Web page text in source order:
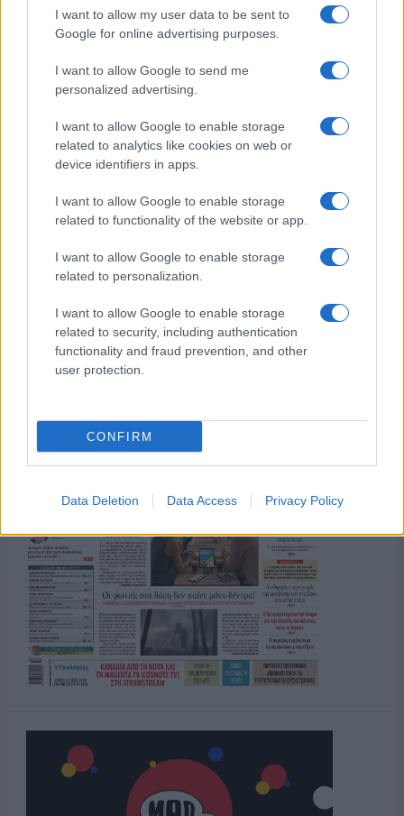
I want to allow my user data to be sent to
Google for online advertising purposes.
I want to allow Google to send me
personalized advertising.
I want to allow Google to enable storage
related to analytics like cookies on web or
device identifiers in apps.
I want to allow Google to enable storage
related to functionality of the website or app.
I want to allow Google to enable storage
related to personalization.
I want to allow Google to enable storage
related to security, including authentication
functionality and fraud prevention, and other
user protection.
CONFIRM
Data Deletion Data Access Privacy Policy
το ελληνικό καλοκαίρι και ένας
πολιτισμός που μας ενώνει κάθε μέρα.
ΟΣΑ ΧΡΕΙΑΖΕΣΑΙ
ΓΙΑ ΤΟ ΚΑΛΟΚΑΙΡΙ ΣΟΥ →
ΤΟ ΠΑΡΟΝ ΤΗΣ ΚΥΡΙΑΚΗΣ